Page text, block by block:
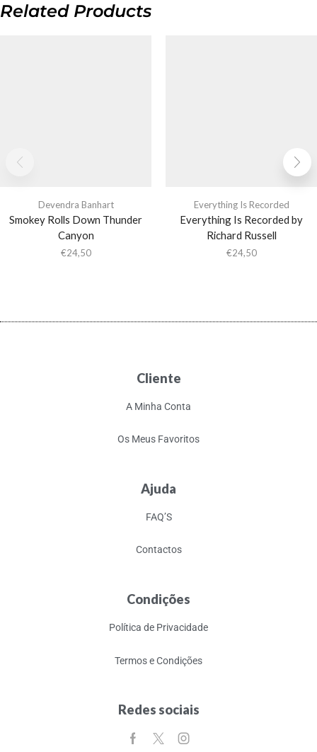
Related Products
Devendra Banhart
Smokey Rolls Down Thunder
Canyon
€24,50
Everything Is Recorded
Everything Is Recorded by
Richard Russell
€24,50
Cliente
A Minha Conta
Os Meus Favoritos
Ajuda
FAQ’S
Contactos
Condições
Política de Privacidade
Termos e Condições
Redes sociais